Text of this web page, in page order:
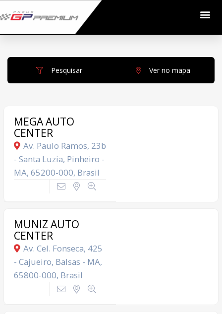
Pesquisar Ver no mapa
MEGA AUTO
CENTER
Av. Paulo Ramos, 23b
- Santa Luzia, Pinheiro -
MA, 65200-000, Brasil
MUNIZ AUTO
CENTER
Av. Cel. Fonseca, 425
- Cajueiro, Balsas - MA,
65800-000, Brasil